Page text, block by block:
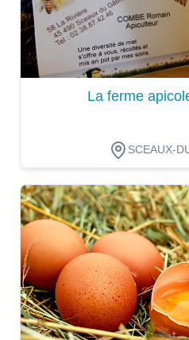
La ferme
SCEAUX-
Dégustation